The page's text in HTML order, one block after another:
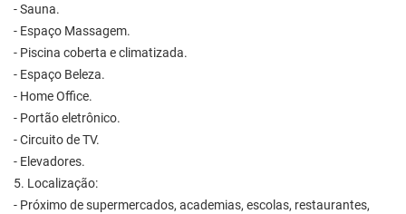
- Sauna.
- Espaço Massagem.
- Piscina coberta e climatizada.
- Espaço Beleza.
- Home Office.
- Portão eletrônico.
- Circuito de TV.
- Elevadores.
5. Localização:
- Próximo de supermercados, academias, escolas, restaurantes,